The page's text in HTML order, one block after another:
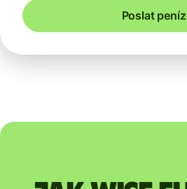
Poslat